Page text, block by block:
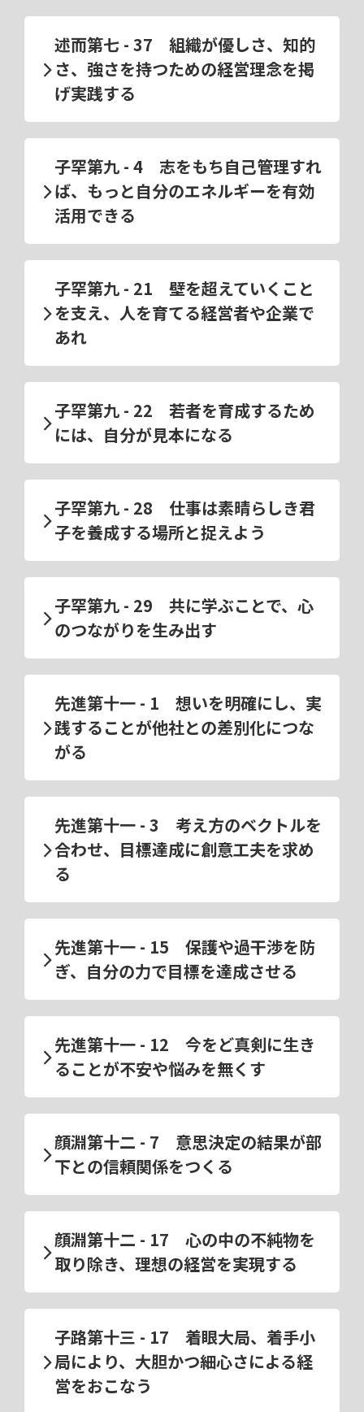
述而第七 - 37 組織が優しさ、知的
さ、強さを持つための経営理念を掲
げ実践する
子罕第九 - 4 志をもち自己管理すれ
ば、もっと自分のエネルギーを有効
活用できる
子罕第九 - 21 壁を超えていくこと
を支え、人を育てる経営者や企業で
あれ
子罕第九 - 22 若者を育成するため
には、自分が見本になる
子罕第九 - 28 仕事は素晴らしき君
子を養成する場所と捉えよう
子罕第九 - 29 共に学ぶことで、心
のつながりを生み出す
先進第十一 - 1 想いを明確にし、実
践することが他社との差別化につな
がる
先進第十一 - 3 考え方のベクトルを
合わせ、目標達成に創意工夫を求め
る
先進第十一 - 15 保護や過干渉を防
ぎ、自分の力で目標を達成させる
先進第十一 - 12 今をど真剣に生き
ることが不安や悩みを無くす
顔淵第十二 - 7 意思決定の結果が部
下との信頼関係をつくる
顔淵第十二 - 17 心の中の不純物を
取り除き、理想の経営を実現する
子路第十三 - 17 着眼大局、着手小
局により、大胆かつ細心さによる経
営をおこなう